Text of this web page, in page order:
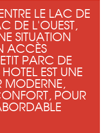
LE LAC DE
DE L'OUEST,
SITUATION
ACCÈS
PARC DE
EST UNE
MODERNE,
POUR